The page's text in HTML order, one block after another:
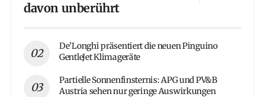
davon unberührt
De’Longhi präsentiert die neuen Pinguino
GentleJet Klimageräte
Partielle Sonnenfinsternis: APG und PV&B
Austria sehen nur geringe Auswirkungen